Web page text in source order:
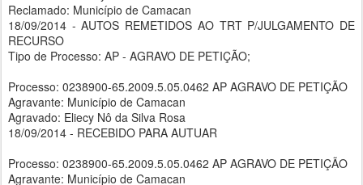
Reclamado: Município de Camacan
18/09/2014 - AUTOS REMETIDOS AO TRT P/JULGAMENTO DE
RECURSO
Tipo de Processo: AP - AGRAVO DE PETIÇÃO;
Processo: 0238900-65.2009.5.05.0462 AP AGRAVO DE PETIÇÃO
Agravante: Município de Camacan
Agravado: Eliecy Nô da Silva Rosa
18/09/2014 - RECEBIDO PARA AUTUAR
Processo: 0238900-65.2009.5.05.0462 AP AGRAVO DE PETIÇÃO
Agravante: Município de Camacan